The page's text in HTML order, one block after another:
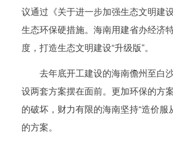
议通过《关于进一步加强生态文明建
生态环保硬措施。海南用建省办经济
度，打造生态文明建设“升级版”。
去年底开工建设的海南儋州至白
设两套方案摆在面前。更加环保的方
的破坏，财力有限的海南坚持“造价
的方案。